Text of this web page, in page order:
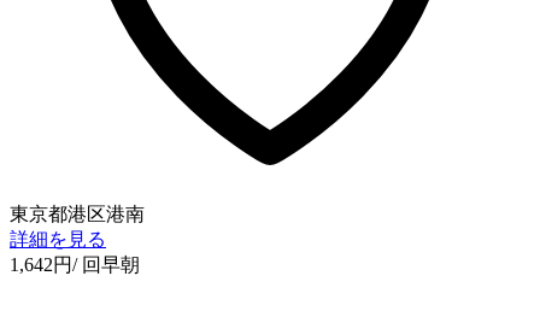
東京都港区港南
詳細を見る
1,642円/ 回早朝